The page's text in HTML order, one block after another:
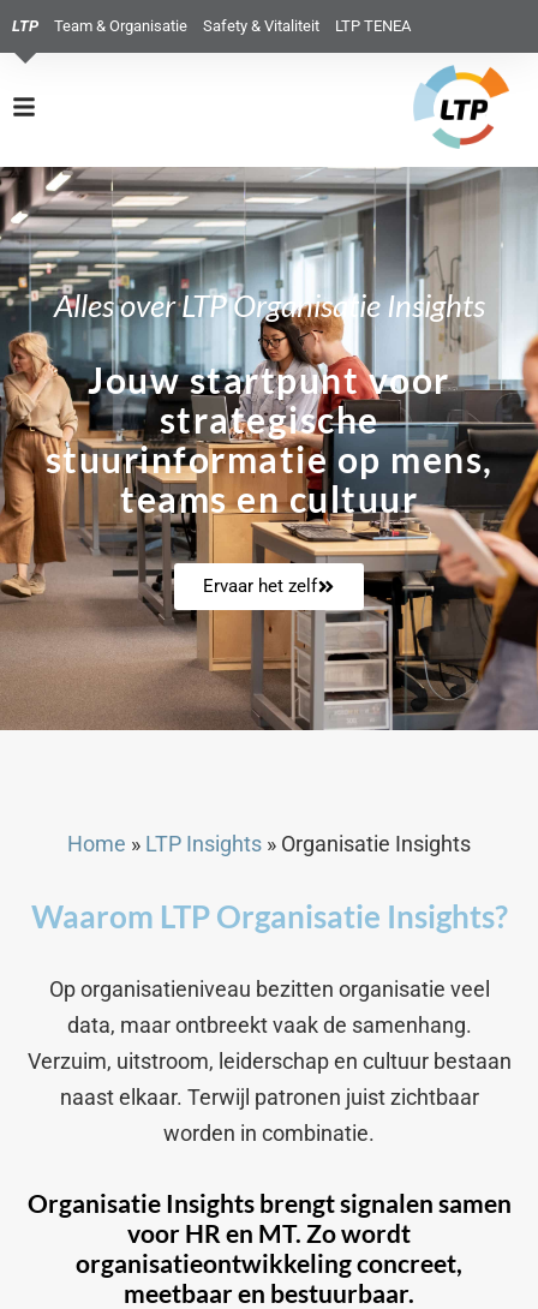
LTP Team & Organisatie Safety & Vitaliteit LTP TENEA
Alles over LTP Organisatie Insights
Jouw startpunt voor
strategische
stuurinformatie op mens,
teams en cultuur
Ervaar het zelf
Home » LTP Insights » Organisatie Insights
Waarom LTP Organisatie Insights?
Op organisatieniveau bezitten organisatie veel
data, maar ontbreekt vaak de samenhang.
Verzuim, uitstroom, leiderschap en cultuur bestaan
naast elkaar. Terwijl patronen juist zichtbaar
worden in combinatie.
Organisatie Insights brengt signalen samen
voor HR en MT. Zo wordt
organisatieontwikkeling concreet,
meetbaar en bestuurbaar.